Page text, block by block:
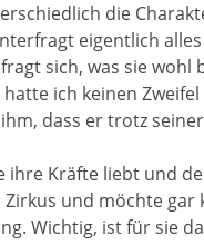
die
eigentlich
sich, was sie
ich keinen
dass er trotz
ihre Kräfte liebt und
und möchte
Wichtig, ist für sie